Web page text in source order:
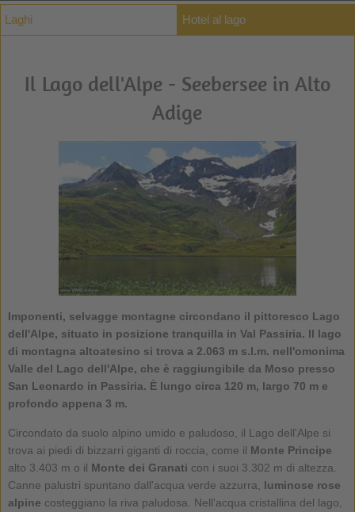
Laghi Hotel al lago
Il Lago dell'Alpe - Seebersee in Alto
Adige
Imponenti, selvagge montagne circondano il pittoresco Lago
dell'Alpe, situato in posizione tranquilla in Val Passiria. Il lago
di montagna altoatesino si trova a 2.063 m s.l.m. nell'omonima
Valle del Lago dell'Alpe, che è raggiungibile da Moso presso
San Leonardo in Passiria. È lungo circa 120 m, largo 70 m e
profondo appena 3 m.
Circondato da suolo alpino umido e paludoso, il Lago dell'Alpe si
trova ai piedi di bizzarri giganti di roccia, come il Monte Principe
alto 3.403 m o il Monte dei Granati con i suoi 3.302 m di altezza.
Canne palustri spuntano dall'acqua verde azzurra, luminose rose
alpine costeggiano la riva paludosa. Nell'acqua cristallina del lago,